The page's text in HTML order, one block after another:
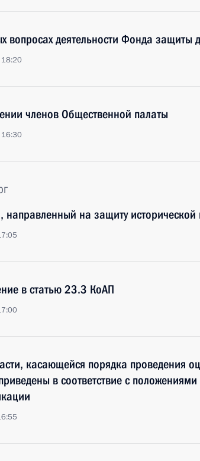
вопросах деятельности Фонда защиты
18:20
членов Общественной палаты
16:30
направленный на защиту исторической
в статью 23.3 КоАП
касающейся порядка проведения
в соответствие с